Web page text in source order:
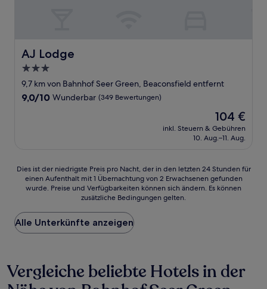
AJ Lodge
AJ Lodge
3.0-
Sterne-
Unterkunft
9,7 km von Bahnhof Seer Green, Beaconsfield entfernt
9.0
9,0/10 Wunderbar (349 Bewertungen)
Der
Preis
beträgt
104 €
inkl. Steuern & Gebühren
10. Aug.–11. Aug.
Dies
der
Preis
pro
Nacht,
den
letzten
Dies ist der niedrigste Preis pro Nacht, der in den letzten 24 Stunden für
einen Aufenthalt mit 1 Übernachtung von 2 Erwachsenen gefunden
wurde. Preise und Verfügbarkeiten können sich ändern. Es können
zusätzliche Bedingungen gelten.
Alle Unterkünfte anzeigen
Vergleiche beliebte Hotels in der